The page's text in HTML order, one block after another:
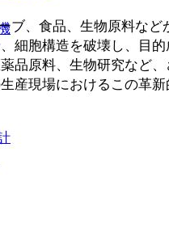
ブ、食品、生物原料な
細胞構造を破壊し、目
品原料、生物研究など
産現場におけるこの革